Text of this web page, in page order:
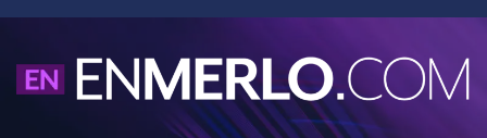
Saltar
contenido